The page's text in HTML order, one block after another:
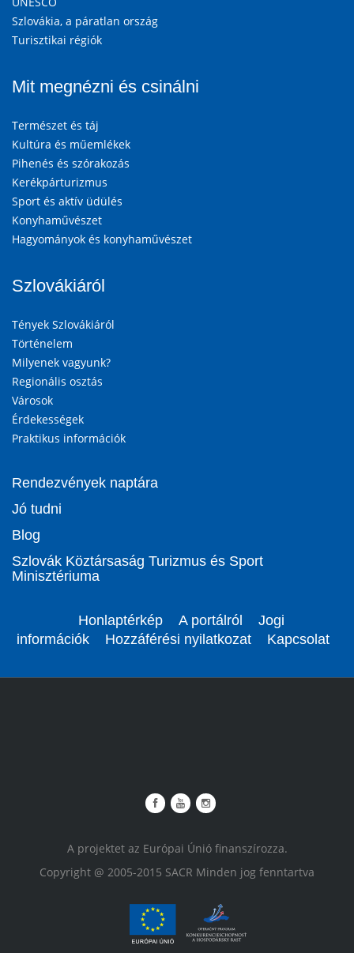
Szlovákia, a páratlan ország
Turisztikai régiók
Mit megnézni és csinálni
Természet és táj
Kultúra és műemlékek
Pihenés és szórakozás
Kerékpárturizmus
Sport és aktív üdülés
Konyhaművészet
Hagyományok és konyhaművészet
Szlovákiáról
Tények Szlovákiáról
Történelem
Milyenek vagyunk?
Regionális osztás
Városok
Érdekességek
Praktikus információk
Rendezvények naptára
Jó tudni
Blog
Szlovák Köztársaság Turizmus és Sport
Minisztériuma
Honlaptérkép A portálról
Jogi
információk
Hozzáférési nyilatkozat Kapcsolat
A projektet az Európai Únió finanszírozza.
Copyright @ 2005-2015 SACR Minden jog fenntartva